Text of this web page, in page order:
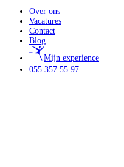
Over ons
Vacatures
Contact
Blog
Mijn experience
055 357 55 97